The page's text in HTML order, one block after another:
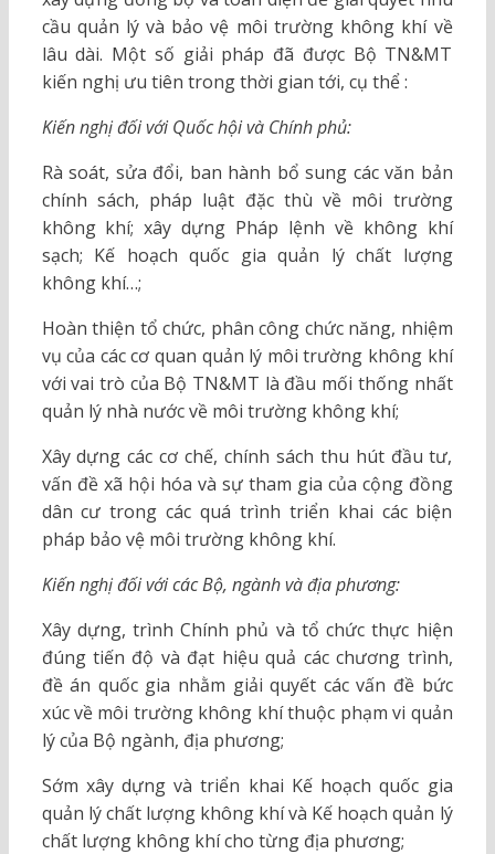
cầu quản lý và bảo vệ môi trường không khí về
lâu dài. Một số giải pháp đã được Bộ TN&MT
kiến nghị ưu tiên trong thời gian tới, cụ thể :
Kiến nghị đối với Quốc hội và Chính phủ:
Rà soát, sửa đổi, ban hành bổ sung các văn bản
chính sách, pháp luật đặc thù về môi trường
không khí; xây dựng Pháp lệnh về không khí
sạch; Kế hoạch quốc gia quản lý chất lượng
không khí…;
Hoàn thiện tổ chức, phân công chức năng, nhiệm
vụ của các cơ quan quản lý môi trường không khí
với vai trò của Bộ TN&MT là đầu mối thống nhất
quản lý nhà nước về môi trường không khí;
Xây dựng các cơ chế, chính sách thu hút đầu tư,
vấn đề xã hội hóa và sự tham gia của cộng đồng
dân cư trong các quá trình triển khai các biện
pháp bảo vệ môi trường không khí.
Kiến nghị đối với các Bộ, ngành và địa phương:
Xây dựng, trình Chính phủ và tổ chức thực hiện
đúng tiến độ và đạt hiệu quả các chương trình,
đề án quốc gia nhằm giải quyết các vấn đề bức
xúc về môi trường không khí thuộc phạm vi quản
lý của Bộ ngành, địa phương;
Sớm xây dựng và triển khai Kế hoạch quốc gia
quản lý chất lượng không khí và Kế hoạch quản lý
chất lượng không khí cho từng địa phương;